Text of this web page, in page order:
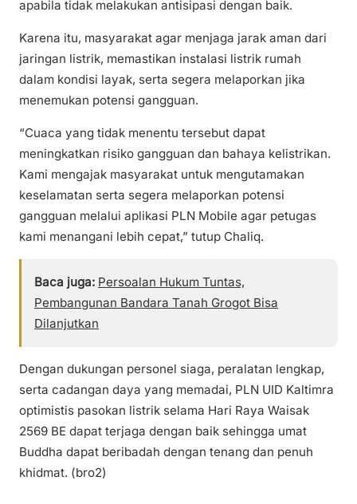
apabila tidak melakukan antisipasi dengan baik.
Karena itu, masyarakat agar menjaga jarak aman dari
jaringan listrik, memastikan instalasi listrik rumah
dalam kondisi layak, serta segera melaporkan jika
menemukan potensi gangguan.
“Cuaca yang tidak menentu tersebut dapat
meningkatkan risiko gangguan dan bahaya kelistrikan.
Kami mengajak masyarakat untuk mengutamakan
keselamatan serta segera melaporkan potensi
gangguan melalui aplikasi PLN Mobile agar petugas
kami menangani lebih cepat,” tutup Chaliq.
Baca juga: Persoalan Hukum Tuntas,
Pembangunan Bandara Tanah Grogot Bisa
Dilanjutkan
Dengan dukungan personel siaga, peralatan lengkap,
serta cadangan daya yang memadai, PLN UID Kaltimra
optimistis pasokan listrik selama Hari Raya Waisak
2569 BE dapat terjaga dengan baik sehingga umat
Buddha dapat beribadah dengan tenang dan penuh
khidmat. (bro2)